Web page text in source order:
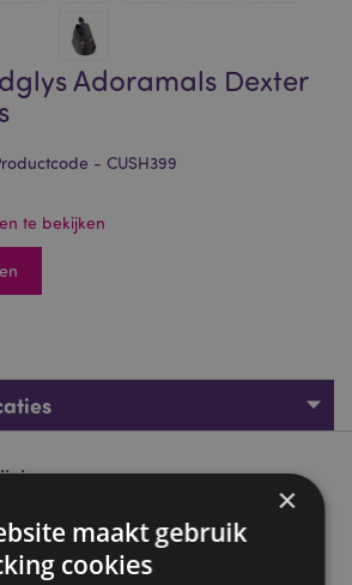
Adoramals Dexter
- CUSH399
te bekijken
Dexter de Vleermuis
(duurzaam zacht pluche)
×
maakt gebruik
cookies